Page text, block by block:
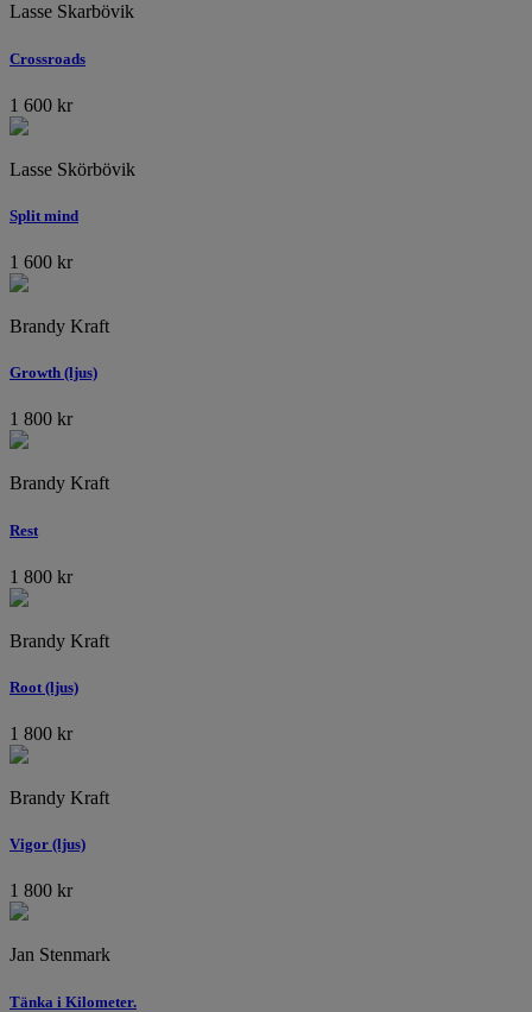
Lasse Skarbövik
Crossroads
1 600 kr
Lasse Skörbövik
Split mind
1 600 kr
Brandy Kraft
Growth (ljus)
1 800 kr
Brandy Kraft
Rest
1 800 kr
Brandy Kraft
Root (ljus)
1 800 kr
Brandy Kraft
Vigor (ljus)
1 800 kr
Jan Stenmark
Tänka i Kilometer.